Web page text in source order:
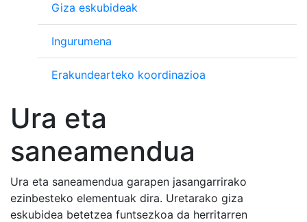
Giza eskubideak
Ingurumena
Erakundearteko koordinazioa
Ura eta
saneamendua
Ura eta saneamendua garapen jasangarrirako
ezinbesteko elementuak dira. Uretarako giza
eskubidea betetzea funtsezkoa da herritarren